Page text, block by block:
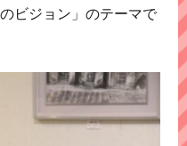
ビジョン」のテーマで